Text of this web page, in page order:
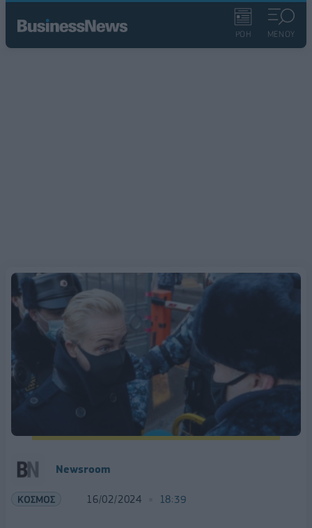
ΡΟΗ ΜΕΝΟΥ
Newsroom
ΚΟΣΜΟΣ 16/02/2024 18:39